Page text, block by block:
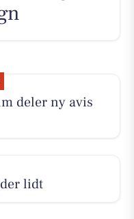
deler ny avis
lidt